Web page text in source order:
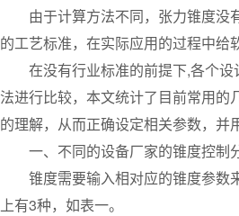
由于计算方法不同，张力锥度没
的工艺标准，在实际应用的过程中给
在没有行业标准的前提下,各个设
法进行比较，本文统计了目前常用
的理解，从而正确设定相关参数，
一、不同的设备厂家的锥度控制
锥度需要输入相对应的锥度参数
上有3种，如表一。